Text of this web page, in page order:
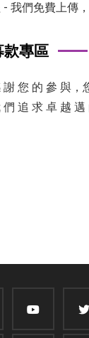
- 我們免費上傳
款專區
謝 您 的 參 與，
們 追 求 卓 越 邁